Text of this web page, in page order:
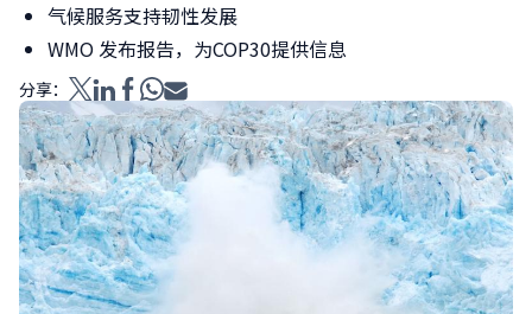
气候服务支持韧性发展
WMO 发布报告，为COP30提供信息
分享：